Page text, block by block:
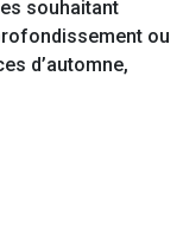
souhaitant
ou
d’automne,